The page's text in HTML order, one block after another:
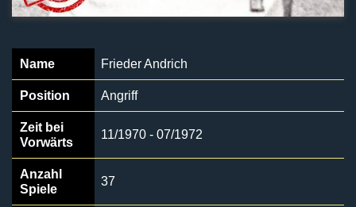
Name Frieder Andrich
Position Angriff
Zeit bei
Vorwärts
11/1970 - 07/1972
Anzahl
Spiele
37